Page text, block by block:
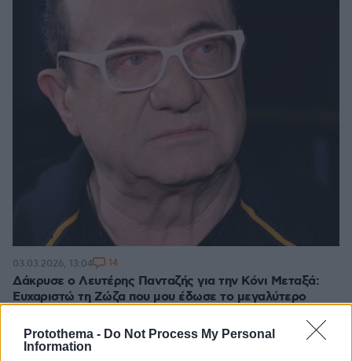
Protothema - Do Not Process My Personal
Information
Δάκρυσε ο Λευτέρης Πανταζής για την Κόνι Μεταξά:
Ευχαριστώ τη Ζώζα που μου έδωσε το μεγαλύτερο
Ο τραγουδιστής συγκινήθηκε μιλώντας για την κόρη
του και τόνισε πως είναι ό,τι καλύτερο του έχει
03.03.2026, 13:04 14